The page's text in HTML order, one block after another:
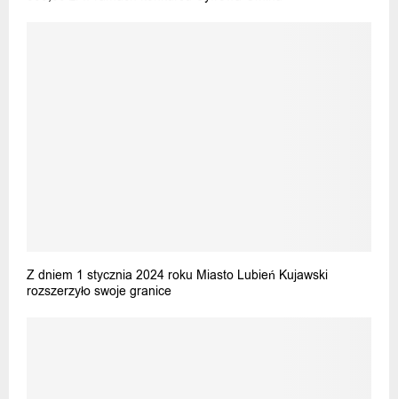
Z dniem 1 stycznia 2024 roku Miasto Lubień Kujawski
rozszerzyło swoje granice